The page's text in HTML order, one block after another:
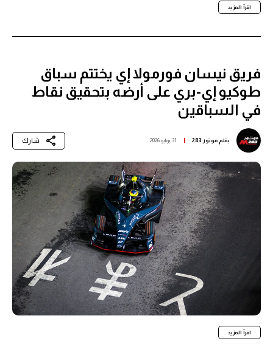
اقرأ المزيد
فريق نيسان فورمولا إي يختتم سباق
طوكيو إي-بري على أرضه بتحقيق نقاط
في السباقين
بقلمموتور 283 31 يوليو 2026 شارك
اقرأ المزيد